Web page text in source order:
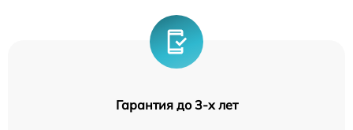
Гарантия до 3-х лет